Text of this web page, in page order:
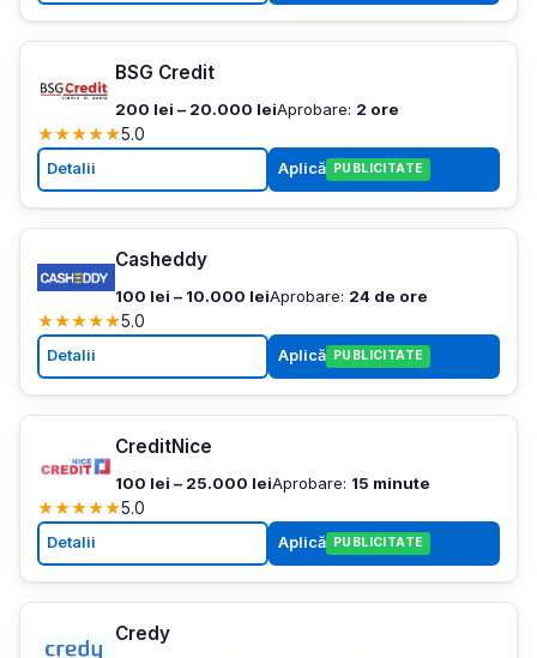
BSG Credit
200 lei – 20.000 leiAprobare: 2 ore
★★★★★5.0
Detalii Aplică PUBLICITATE
Casheddy
100 lei – 10.000 leiAprobare: 24 de ore
★★★★★5.0
Detalii Aplică PUBLICITATE
CreditNice
100 lei – 25.000 leiAprobare: 15 minute
★★★★★5.0
Detalii Aplică PUBLICITATE
Credy